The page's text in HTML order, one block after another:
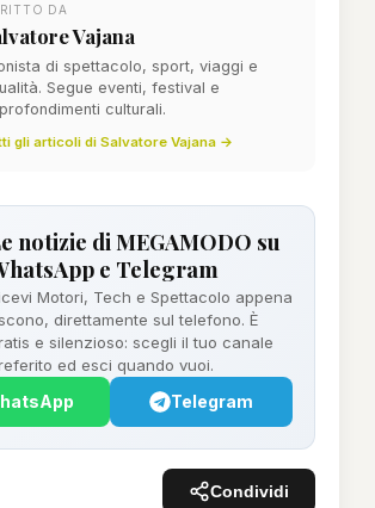
DA
Vajana
di spettacolo, sport, viaggi e
Segue eventi, festival e
culturali.
gli articoli di Salvatore Vajana →
notizie di MEGAMODO su
e Telegram
Motori, Tech e Spettacolo appena
direttamente sul telefono. È
e silenzioso: scegli il tuo canale
ed esci quando vuoi.
Telegram
Condividi